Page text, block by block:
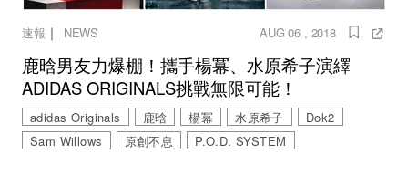
速報 ｜ NEWS AUG 06 , 2018
鹿晗男友力爆棚！攜手楊冪、水原希子演繹
ADIDAS ORIGINALS挑戰無限可能！
adidas Originals 鹿晗 楊冪 水原希子
Dok2
Sam Willows
原創不息 P.O.D. SYSTEM